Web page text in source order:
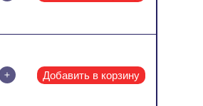
Добавить в корзину